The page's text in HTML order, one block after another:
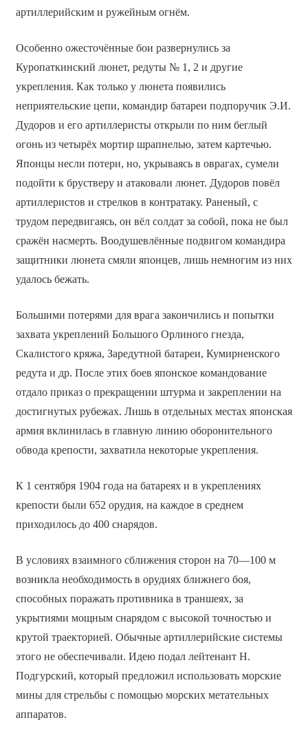
артиллерийским и ружейным огнём.
Особенно ожесточённые бои развернулись за
Куропаткинский люнет, редуты № 1, 2 и другие
укрепления. Как только у люнета появились
неприятельские цепи, командир батареи подпоручик Э.И.
Дудоров и его артиллеристы открыли по ним беглый
огонь из четырёх мортир шрапнелью, затем картечью.
Японцы несли потери, но, укрываясь в оврагах, сумели
подойти к брустверу и атаковали люнет. Дудоров повёл
артиллеристов и стрелков в контратаку. Раненый, с
трудом передвигаясь, он вёл солдат за собой, пока не был
сражён насмерть. Воодушевлённые подвигом командира
защитники люнета смяли японцев, лишь немногим из них
удалось бежать.
Большими потерями для врага закончились и попытки
захвата укреплений Большого Орлиного гнезда,
Скалистого кряжа, Заредутной батареи, Кумирненского
редута и др. После этих боев японское командование
отдало приказ о прекращении штурма и закреплении на
достигнутых рубежах. Лишь в отдельных местах японская
армия вклинилась в главную линию оборонительного
обвода крепости, захватила некоторые укрепления.
К 1 сентября 1904 года на батареях и в укреплениях
крепости были 652 орудия, на каждое в среднем
приходилось до 400 снарядов.
В условиях взаимного сближения сторон на 70—100 м
возникла необходимость в орудиях ближнего боя,
способных поражать противника в траншеях, за
укрытиями мощным снарядом с высокой точностью и
крутой траекторией. Обычные артиллерийские системы
этого не обеспечивали. Идею подал лейтенант Н.
Подгурский, который предложил использовать морские
мины для стрельбы с помощью морских метательных
аппаратов.